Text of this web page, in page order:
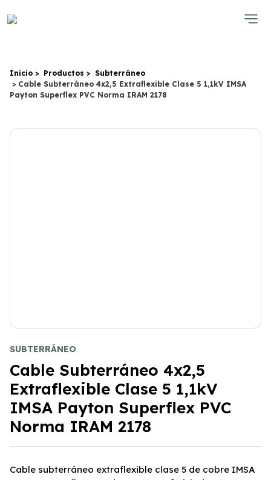
Inicio Productos
Subterráneo
Cable Subterráneo 4x2,5 Extraflexible Clase 5 1,1kV IMSA
Payton Superflex PVC Norma IRAM 2178
SUBTERRÁNEO
Cable Subterráneo 4x2,5
Extraflexible Clase 5 1,1kV
IMSA Payton Superflex PVC
Norma IRAM 2178
Cable subterráneo extraflexible clase 5 de cobre IMSA